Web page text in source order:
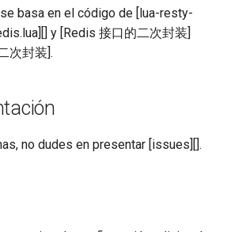
basa en el código de [lua-resty-
y [Redis 接口的二次封装]
次封装].
no dudes en presentar [issues][].